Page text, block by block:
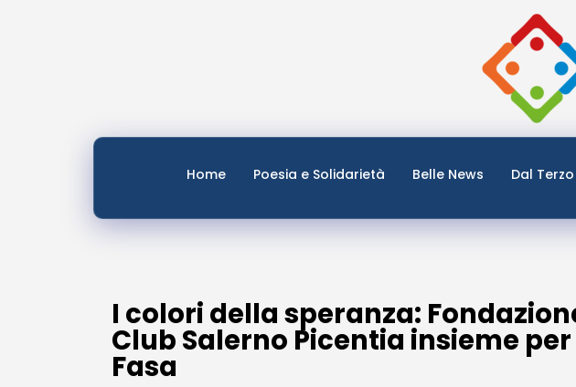
Home Poesia e Solidarietà Belle News Dal
I colori della speranza:
Club Salerno Picentia insieme
Fasa